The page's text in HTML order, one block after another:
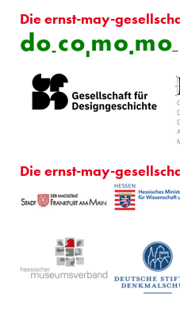
Die ernst-may-
Die ernst-may-